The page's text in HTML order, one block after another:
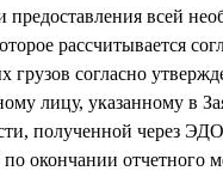
предоставления всей
рассчитывается
грузов согласно
лицу, указанному в
полученной через
окончании отчетного